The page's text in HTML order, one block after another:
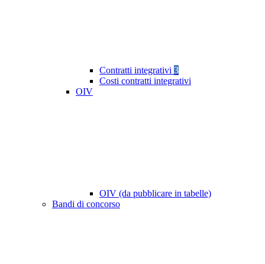
Contratti integrativi 3
Costi contratti integrativi
OIV
OIV (da pubblicare in tabelle)
Bandi di concorso